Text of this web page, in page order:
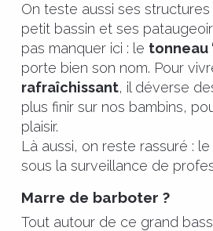
On teste aussi ses
petit bassin et ses
pas manquer ici : le tonneau
porte bien son nom. Pour
rafraîchissant, il déverse
plus finir sur nos bambins,
plaisir.
Là aussi, on reste rassuré :
sous la surveillance de
Marre de barboter ?
Tout autour de ce grand